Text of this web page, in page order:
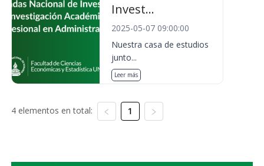
Invest...
2025-05-07 09:00:00
Nuestra casa de estudios
junto...
Leer más
4 elementos en total: 1